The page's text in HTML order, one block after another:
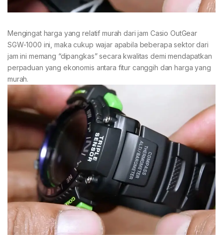
Mengingat harga yang relatif murah dari jam Casio OutGear
SGW-1000 ini, maka cukup wajar apabila beberapa sektor dari
jam ini memang “dipangkas” secara kwalitas demi mendapatkan
perpaduan yang ekonomis antara fitur canggih dan harga yang
murah.